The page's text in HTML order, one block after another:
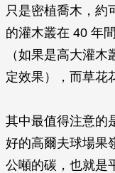
只是密植喬木，約
的灌木叢在 40 年
（如果是高大灌
定效果），而草花
其中最值得注意的
好的高爾夫球場果
公噸的碳，也就是